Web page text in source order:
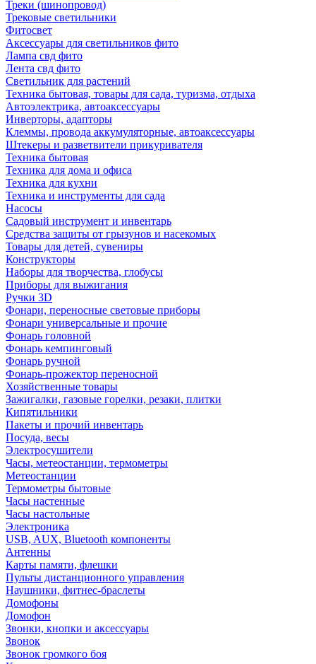
Треки (шинопровод)
Трековые светильники
Фитосвет
Аксессуары для светильников фито
Лампа свд фито
Лента свд фито
Светильник для растений
Техника бытовая, товары для сада, туризма, отдыха
Автоэлектрика, автоаксессуары
Инверторы, адапторы
Клеммы, провода аккумуляторные, автоаксессуары
Штекеры и разветвители прикуривателя
Техника бытовая
Техника для дома и офиса
Техника для кухни
Техника и инструменты для сада
Насосы
Садовый инструмент и инвентарь
Средства защиты от грызунов и насекомых
Товары для детей, сувениры
Конструкторы
Наборы для творчества, глобусы
Приборы для выжигания
Ручки 3D
Фонари, переносные световые приборы
Фонари универсальные и прочие
Фонарь головной
Фонарь кемпинговый
Фонарь ручной
Фонарь-прожектор переносной
Хозяйственные товары
Зажигалки, газовые горелки, резаки, плитки
Кипятильники
Пакеты и прочий инвентарь
Посуда, весы
Электросушители
Часы, метеостанции, термометры
Метеостанции
Термометры бытовые
Часы настенные
Часы настольные
Электроника
USB, AUX, Bluetooth компоненты
Антенны
Карты памяти, флешки
Пульты дистанционного управления
Наушники, фитнес-браслеты
Домофоны
Домофон
Звонки, кнопки и аксессуары
Звонок
Звонок громкого боя